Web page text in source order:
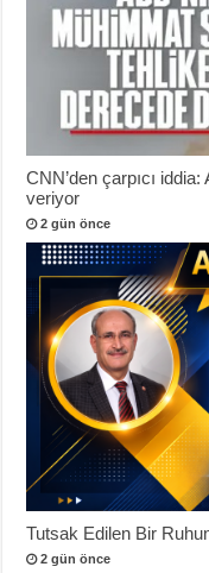
CNN’den çarpıcı
veriyor
2 gün önce
Tutsak Edilen Bir
2 gün önce